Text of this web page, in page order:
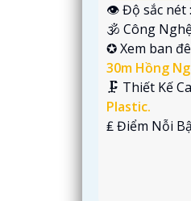
👁 Độ sắc nét :
🕉️ Công
✪ Xem ban
30m Hồng
🗜️ Thiết Kế
Plastic.
️₤ Điểm Nỗi